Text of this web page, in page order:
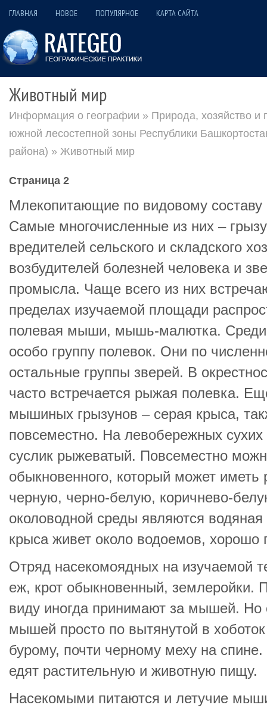
ГЛАВНАЯ НОВОЕ ПОПУЛЯРНОЕ КАРТА САЙТА
Животный мир
Информация о географии » Природа, хозяйство
южной лесостепной зоны Республики
района) » Животный мир
Страница 2
Млекопитающие по видовому составу
Самые многочисленные из них –
вредителей сельского и складского
возбудителей болезней человека и
промысла. Чаще всего из них
пределах изучаемой площади
полевая мыши, мышь-малютка.
особо группу полевок. Они по
остальные группы зверей. В
часто встречается рыжая полевка.
мышиных грызунов – серая крыса,
повсеместно. На левобережных
суслик рыжеватый. Повсеместно
обыкновенного, который может иметь
черную, черно-белую, коричнево-
околоводной среды являются
крыса живет около водоемов, хорошо
Отряд насекомоядных на изучаемой
еж, крот обыкновенный, землеройки.
виду иногда принимают за мышей. Но
мышей просто по вытянутой в
бурому, почти черному меху на
едят растительную и животную пищу.
Насекомыми питаются и летучие